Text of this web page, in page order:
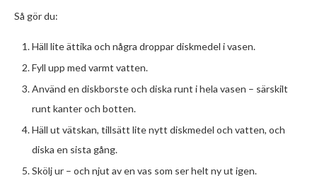
Så gör du:
Häll lite ättika och några droppar diskmedel i vasen.
Fyll upp med varmt vatten.
Använd en diskborste och diska runt i hela vasen – särskilt
runt kanter och botten.
Häll ut vätskan, tillsätt lite nytt diskmedel och vatten, och
diska en sista gång.
Skölj ur – och njut av en vas som ser helt ny ut igen.